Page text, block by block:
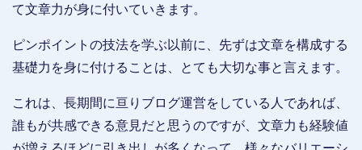
て文章力が身に付いていきます。
ピンポイントの技法を学ぶ以前に、先ずは文章を構成する
基礎力を身に付けることは、とても大切な事と言えます。
これは、長期間に亘りブログ運営をしている人であれば、
誰もが共感できる意見だと思うのですが、文章力も経験値